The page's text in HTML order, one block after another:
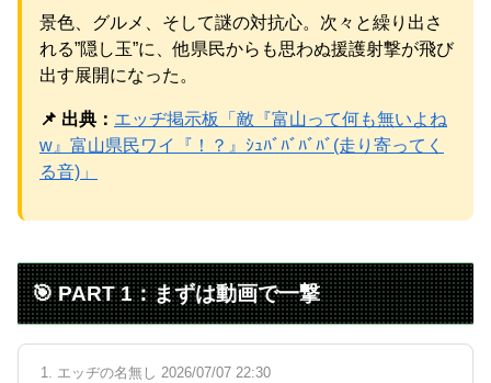
【あるある】主婦がスピリチュアルにハマる理由にガル民
共感の嵐→本音続々ｗｗｗ NEW!
元AKB社長、22億円申告漏れ 乃木坂46運営会社の株式を
パチンコ京楽産業に譲渡【ノース・リバー】【窪田康志】
元AKB社長、22億円申告漏れ 乃木坂46運営会社の株式を
パチンコ京楽産業に譲渡【ノース・リバー】【窪田康志】
景色、グルメ、そして謎の対抗心。次々と繰り出さ
れる”隠し玉”に、他県民からも思わぬ援護射撃が飛び
出す展開になった。
📌 出典： エッヂ掲示板「敵『富山って何も無いよね
w』富山県民ワイ『！？』ｼｭﾊﾞﾊﾞﾊﾞﾊﾞ(走り寄ってく
る音)」
🎯 PART 1：まずは動画で一撃
1. エッヂの名無し 2026/07/07 22:30